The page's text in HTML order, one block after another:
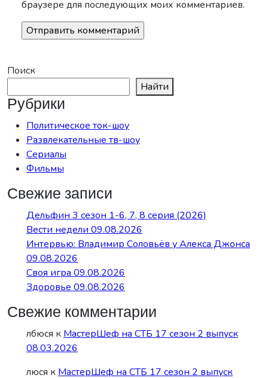
браузере для последующих моих комментариев.
Поиск
Найти
Рубрики
Политическое ток-шоу
Развлекательные тв-шоу
Сериалы
Фильмы
Свежие записи
Дельфин 3 сезон 1-6, 7, 8 серия (2026)
Вести недели 09.08.2026
Интервью: Владимир Соловьёв у Алекса Джонса
09.08.2026
Своя игра 09.08.2026
Здоровье 09.08.2026
Свежие комментарии
лбюся к МастерШеф на СТБ 17 сезон 2 выпуск
08.03.2026
люся к МастерШеф на СТБ 17 сезон 2 выпуск